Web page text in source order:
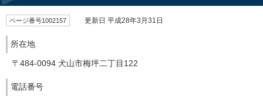
ページ番号1002157 更新日 平成28年3月31日
所在地
〒484-0094 犬山市梅坪二丁目122
電話番号